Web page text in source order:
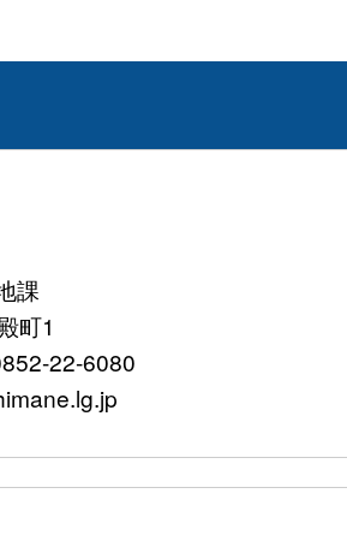
課
町1
22-6080